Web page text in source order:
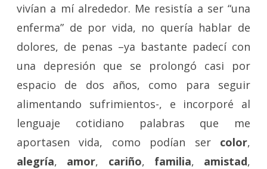
vivían a mí alrededor. Me resistía a ser “una
enferma” de por vida, no quería hablar de
dolores, de penas –ya bastante padecí con
una depresión que se prolongó casi por
espacio de dos años, como para seguir
alimentando sufrimientos-, e incorporé al
lenguaje cotidiano palabras que me
aportasen vida, como podían ser color,
alegría, amor, cariño, familia, amistad,